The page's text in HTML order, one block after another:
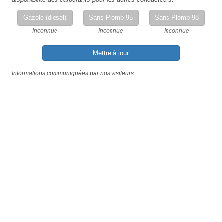
Gazole (diesel)
Inconnue
Sans Plomb 95
Inconnue
Sans Plomb 98
Inconnue
Mettre à jour
Informations communiquées par nos visiteurs.